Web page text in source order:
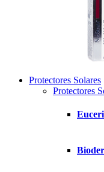
Protectores Solares
Protectores